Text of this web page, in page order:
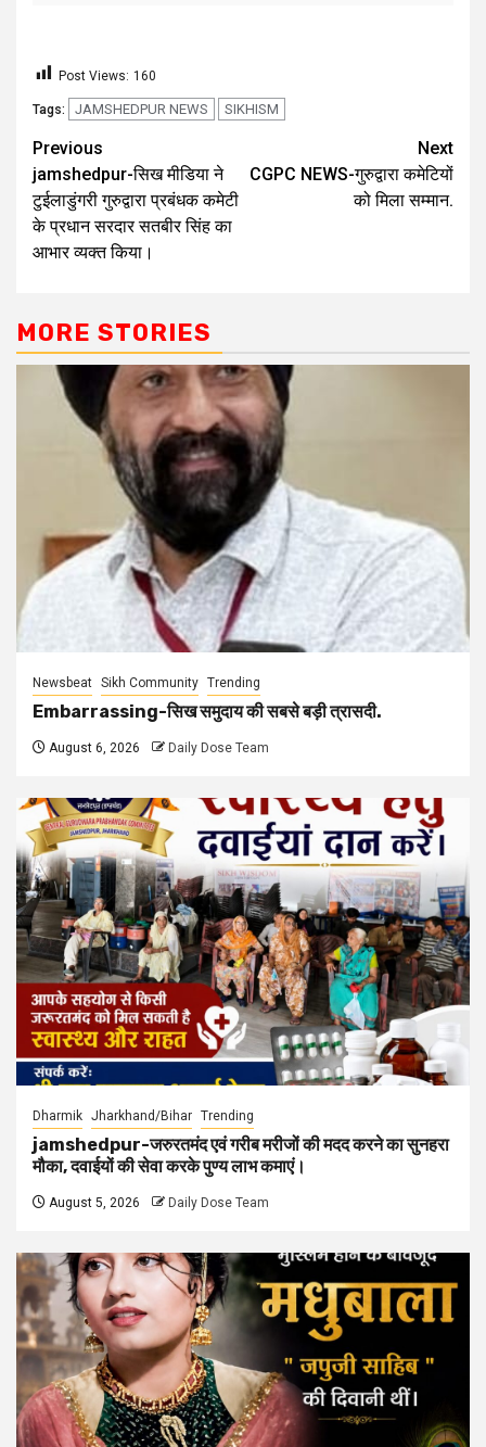
Post Views: 160
Tags: JAMSHEDPUR NEWS SIKHISM
Previous
jamshedpur-सिख मीडिया ने
टुईलाडुंगरी गुरुद्वारा प्रबंधक कमेटी
के प्रधान सरदार सतबीर सिंह का
आभार व्यक्त किया।
Next
CGPC NEWS-गुरुद्वारा कमेटियों
को मिला सम्मान.
MORE STORIES
Newsbeat Sikh Community Trending
Embarrassing-सिख समुदाय की सबसे बड़ी त्रासदी.
August 6, 2026 Daily Dose Team
Dharmik Jharkhand/Bihar Trending
jamshedpur-जरुरतमंद एवं गरीब मरीजों की मदद करने का सुनहरा
मौका, दवाईयों की सेवा करके पुण्य लाभ कमाएं।
August 5, 2026 Daily Dose Team